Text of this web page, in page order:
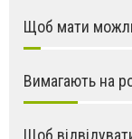
Щоб мати
Вимагають на
Щоб